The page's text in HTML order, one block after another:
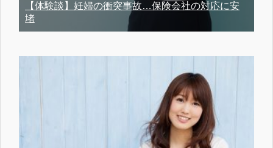
【体験談】妊婦の衝突事故…保険会社の対応に安
堵